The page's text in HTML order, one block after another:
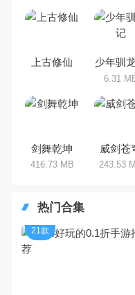
上古修仙 少年驯
6.31
剑舞乾坤
416.73 MB
威剑苍
243.53
热门合集
21款